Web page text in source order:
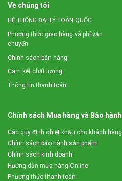
Về chúng tôi
HỆ THỐNG ĐẠI LÝ TOÀN QUỐC
Phương thức giao hàng và phí vận
chuyển
Chính sách bán hàng
Cam kết chất lượng
Thông tin thanh toán
Chính sách Mua hàng và Bảo hành
Các quy định chiết khấu cho khách hàng
Chính sách bảo hành sản phẩm
Chính sách kinh doanh
Hướng dẫn mua hàng Online
Phương thức thanh toán